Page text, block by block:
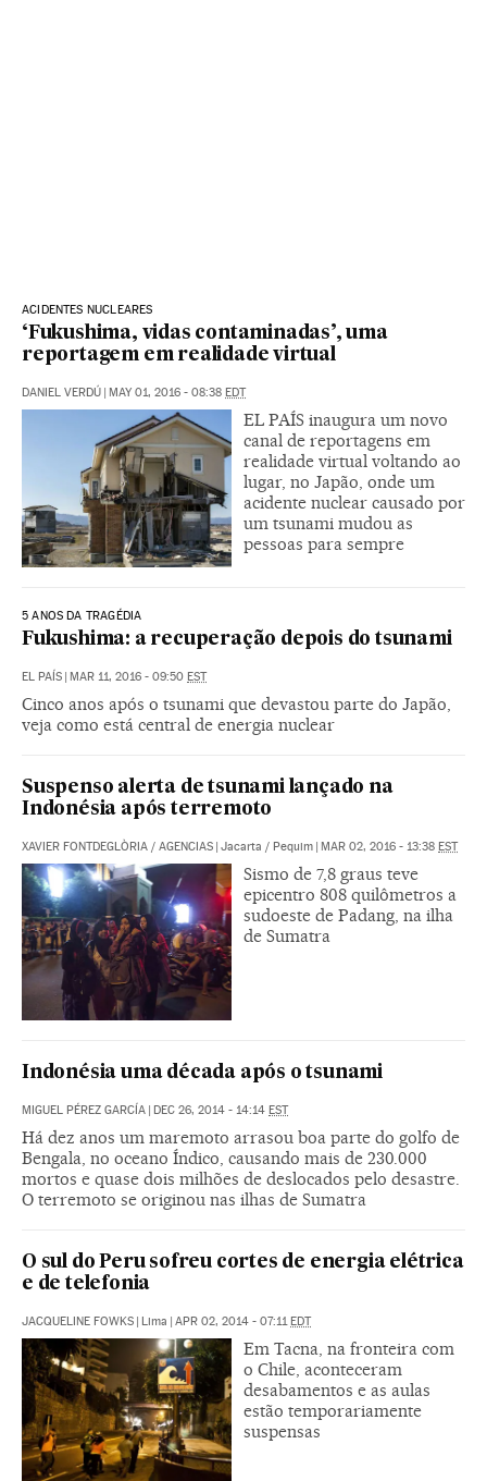
ACIDENTES NUCLEARES
‘Fukushima, vidas contaminadas’, uma
reportagem em realidade virtual
DANIEL VERDÚ | MAY 01, 2016 - 08:38 EDT
EL PAÍS inaugura um novo
canal de reportagens em
realidade virtual voltando ao
lugar, no Japão, onde um
acidente nuclear causado por
um tsunami mudou as
pessoas para sempre
5 ANOS DA TRAGÉDIA
Fukushima: a recuperação depois do tsunami
EL PAÍS | MAR 11, 2016 - 09:50 EST
Cinco anos após o tsunami que devastou parte do Japão,
veja como está central de energia nuclear
Suspenso alerta de tsunami lançado na
Indonésia após terremoto
XAVIER FONTDEGLÒRIA / AGENCIAS | Jacarta / Pequim | MAR 02, 2016 - 13:38 EST
Sismo de 7,8 graus teve
epicentro 808 quilômetros a
sudoeste de Padang, na ilha
de Sumatra
Indonésia uma década após o tsunami
MIGUEL PÉREZ GARCÍA DEC 26, 2014 - 14:14 EST
Há dez anos um maremoto arrasou boa parte do golfo de
Bengala, no oceano Índico, causando mais de 230.000
mortos e quase dois milhões de deslocados pelo desastre.
O terremoto se originou nas ilhas de Sumatra
O sul do Peru sofreu cortes de energia elétrica
e de telefonia
JACQUELINE FOWKS Lima APR 02, 2014 - 07:11 EDT
Em Tacna, na fronteira com
o Chile, aconteceram
desabamentos e as aulas
estão temporariamente
suspensas